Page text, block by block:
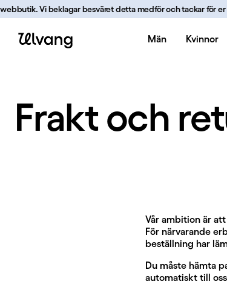
Hoppa till innehåll
Vi beklagar besväret detta medför och tackar för er
Män Kvinnor
Frakt och
Vår ambition är
För närvarande
beställning har
Du måste hämta
automatiskt till